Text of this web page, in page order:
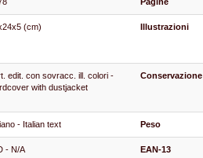
(cm) Illustrazioni
edit. con sovracc. ill. colori -
with dustjacket
Conservazione
- Italian text Peso
- N/A EAN-13